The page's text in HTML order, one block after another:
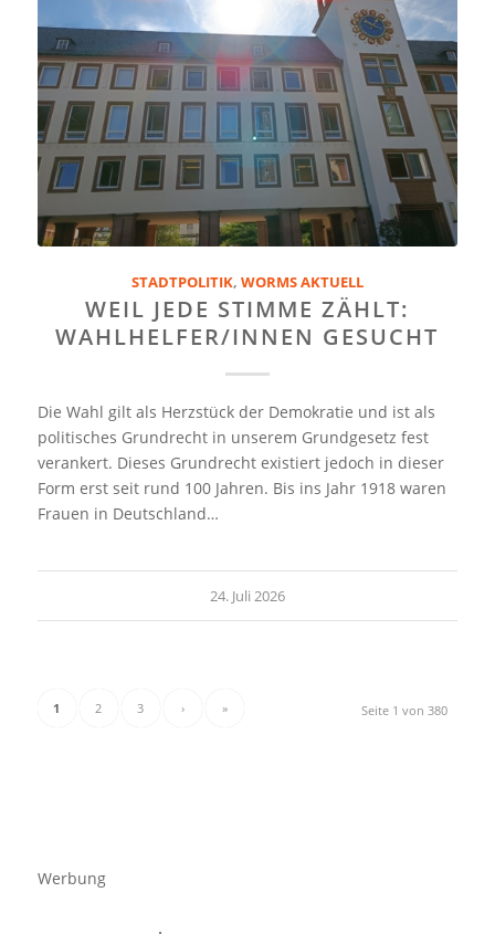
STADTPOLITIK, WORMS AKTUELL
WEIL JEDE STIMME ZÄHLT:
WAHLHELFER/INNEN GESUCHT
Die Wahl gilt als Herzstück der Demokratie und ist als
politisches Grundrecht in unserem Grundgesetz fest
verankert. Dieses Grundrecht existiert jedoch in dieser
Form erst seit rund 100 Jahren. Bis ins Jahr 1918 waren
Frauen in Deutschland…
24. Juli 2026
Seite 1 von 380
1 2 3 › »
Werbung